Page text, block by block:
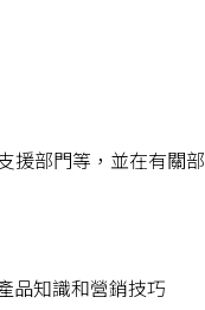
援部門等，並在有關部
品知識和營銷技巧